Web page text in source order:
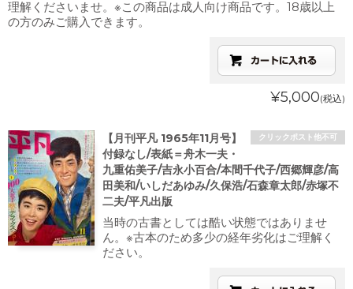
理解くださいませ。※この商品は成人向け商品です。18歳以上
の方のみご購入できます。
¥5,000(税込)
クリックポスト他不可
【月刊平凡 1965年11月号】
付録なし/表紙＝舟木一夫・
九重佑美子/吉永小百合/本間千代子/西郷輝彦/高
田美和/いしだあゆみ/久保浩/石森章太郎/赤塚不
二夫/平凡出版
当時の古書としては酷い状態ではありませ
ん。※古本のため多少の経年劣化はご理解く
ださい。